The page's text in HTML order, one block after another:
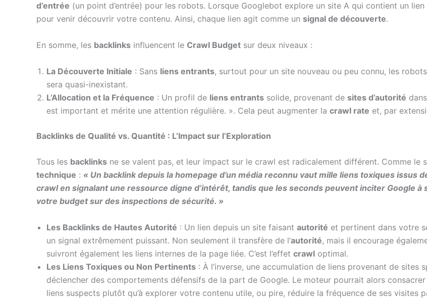
d’entrée (un point d’entrée) pour les robots. Lorsque Googlebot explore un site A qui contient un
pour venir découvrir votre contenu. Ainsi, chaque lien agit comme un signal de découverte.
En somme, les backlinks influencent le Crawl Budget sur deux niveaux :
La Découverte Initiale : Sans liens entrants, surtout pour un site nouveau ou peu connu, les
sera quasi-inexistant.
L’Allocation et la Fréquence : Un profil de liens entrants solide, provenant de sites d’autorité
est important et mérite une attention régulière. ». Cela peut augmenter la crawl rate et, par
Backlinks de Qualité vs. Quantité : L’Impact sur l’Exploration
Tous les backlinks ne se valent pas, et leur impact sur le crawl est radicalement différent. Comme le
technique : « Un backlink depuis la homepage d’un média reconnu vaut mille liens toxiques issus
crawl en signalant une ressource digne d’intérêt, tandis que les seconds peuvent inciter Google
votre budget sur des inspections de sécurité. »
Les Backlinks de Hautes Autorité : Un lien depuis un site faisant autorité et pertinent dans votre
un signal extrêmement puissant. Non seulement il transfère de l’autorité, mais il encourage
suivront également les liens internes de la page liée. C’est l’effet crawl optimal.
Les Liens Toxiques ou Non Pertinents : À l’inverse, une accumulation de liens provenant de
déclencher des comportements défensifs de la part de Google. Le moteur pourrait alors
liens suspects plutôt qu’à explorer votre contenu utile, ou pire, réduire la fréquence de ses visites